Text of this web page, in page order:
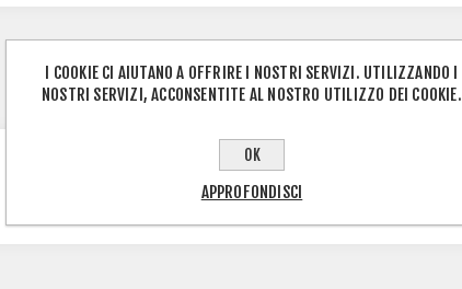
ETICHETTA DEL PRODOTTO
PASTA LAVAMANI PROFESSIONALE
I COOKIE CI AIUTANO A OFFRIRE I NOSTRI SERVIZI. UTILIZZANDO I
NOSTRI SERVIZI, ACCONSENTITE AL NOSTRO UTILIZZO DEI COOKIE.
OK
APPROFONDISCI